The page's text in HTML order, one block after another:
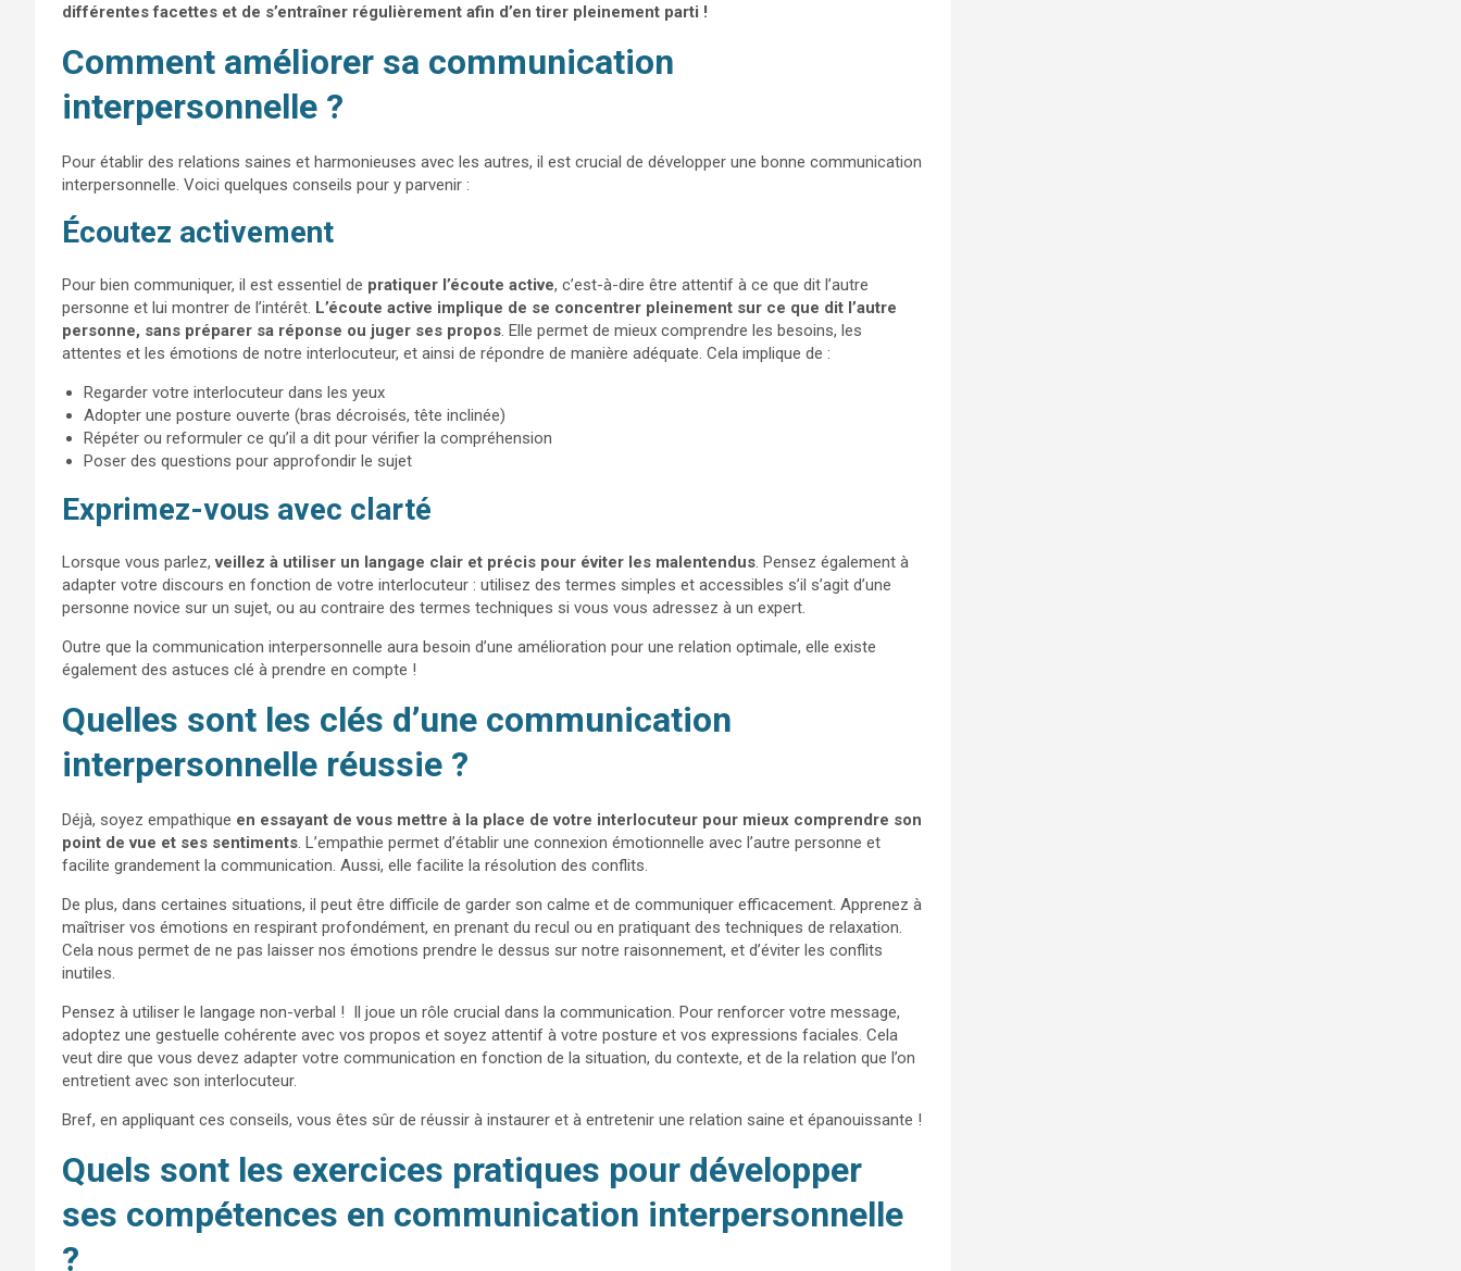
différentes facettes et de s’entraîner régulièrement afin d’en tirer pleinement parti !
Comment améliorer sa communication
interpersonnelle ?
Pour établir des relations saines et harmonieuses avec les autres, il est crucial de développer une bonne communication
interpersonnelle. Voici quelques conseils pour y parvenir :
Écoutez activement
Pour bien communiquer, il est essentiel de pratiquer l’écoute active, c’est-à-dire être attentif à ce que dit l’autre
personne et lui montrer de l’intérêt. L’écoute active implique de se concentrer pleinement sur ce que dit l’autre
personne, sans préparer sa réponse ou juger ses propos. Elle permet de mieux comprendre les besoins, les
attentes et les émotions de notre interlocuteur, et ainsi de répondre de manière adéquate. Cela implique de :
Regarder votre interlocuteur dans les yeux
Adopter une posture ouverte (bras décroisés, tête inclinée)
Répéter ou reformuler ce qu’il a dit pour vérifier la compréhension
Poser des questions pour approfondir le sujet
Exprimez-vous avec clarté
Lorsque vous parlez,veillez à utiliser un langage clair et précis pour éviter les malentendus. Pensez également à
adapter votre discours en fonction de votre interlocuteur : utilisez des termes simples et accessibles s’il s’agit d’une
personne novice sur un sujet, ou au contraire des termes techniques si vous vous adressez à un expert.
Outre que la communication interpersonnelle aura besoin d’une amélioration pour une relation optimale, elle existe
également des astuces clé à prendre en compte !
Quelles sont les clés d’une communication
interpersonnelle réussie ?
Déjà, soyez empathique en essayant de vous mettre à la place de votre interlocuteur pour mieux comprendre son
point de vue et ses sentiments. L’empathie permet d’établir une connexion émotionnelle avec l’autre personne et
facilite grandement la communication. Aussi, elle facilite la résolution des conflits.
De plus, dans certaines situations, il peut être difficile de garder son calme et de communiquer efficacement. Apprenez à
maîtriser vos émotions en respirant profondément, en prenant du recul ou en pratiquant des techniques de relaxation.
Cela nous permet de ne pas laisser nos émotions prendre le dessus sur notre raisonnement, et d’éviter les conflits
inutiles.
Pensez à utiliser le langage non-verbal ! Il joue un rôle crucial dans la communication. Pour renforcer votre message,
adoptez une gestuelle cohérente avec vos propos et soyez attentif à votre posture et vos expressions faciales. Cela
veut dire que vous devez adapter votre communication en fonction de la situation, du contexte, et de la relation que l’on
entretient avec son interlocuteur.
Bref, en appliquant ces conseils, vous êtes sûr de réussir à instaurer et à entretenir une relation saine et épanouissante !
Quels sont les exercices pratiques pour développer
ses compétences en communication interpersonnelle
?